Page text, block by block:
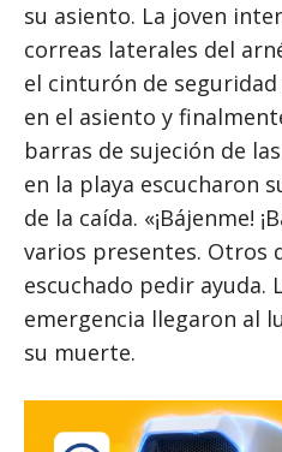
su asiento. La joven
correas laterales del
el cinturón de seguridad
en el asiento y
barras de sujeción de
en la playa escucharon
de la caída. «¡Bájenme!
varios presentes. Otros
escuchado pedir ayuda.
emergencia llegaron al
su muerte.